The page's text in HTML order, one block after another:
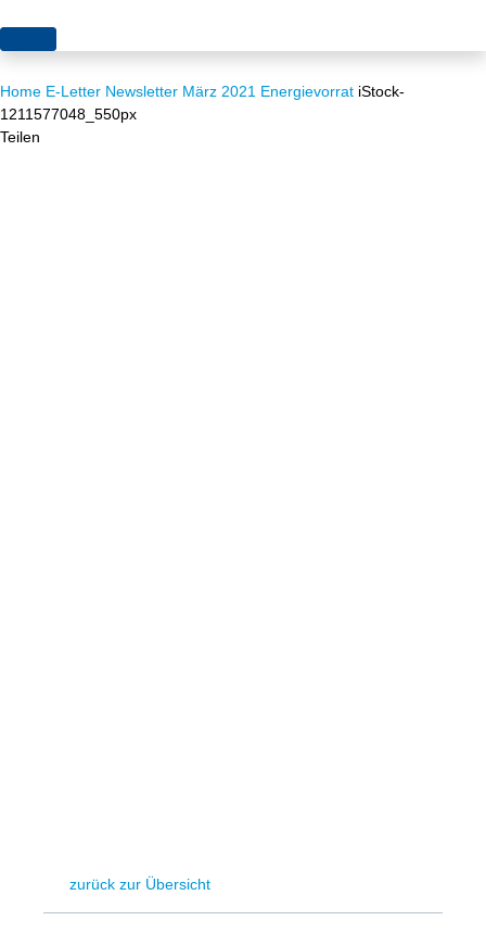
Themen
Akzeptanz
Europa
Projekte
Publikationen
Home E-Letter Newsletter März 2021 Energievorrat iStock-
1211577048_550px
Teilen
zurück zur Übersicht